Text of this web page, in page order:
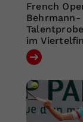
French
Behrmann-
im